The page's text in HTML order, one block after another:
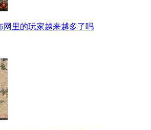
网里的玩家越来越多了吗